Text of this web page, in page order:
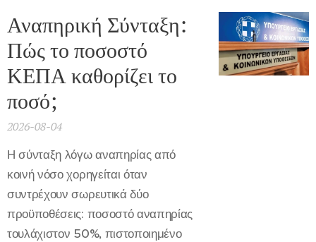
Αναπηρική Σύνταξη:
Πώς το ποσοστό
ΚΕΠΑ καθορίζει το
ποσό;
2026-08-04
Η σύνταξη λόγω αναπηρίας από
κοινή νόσο χορηγείται όταν
συντρέχουν σωρευτικά δύο
προϋποθέσεις: ποσοστό αναπηρίας
τουλάχιστον 50%, πιστοποιημένο